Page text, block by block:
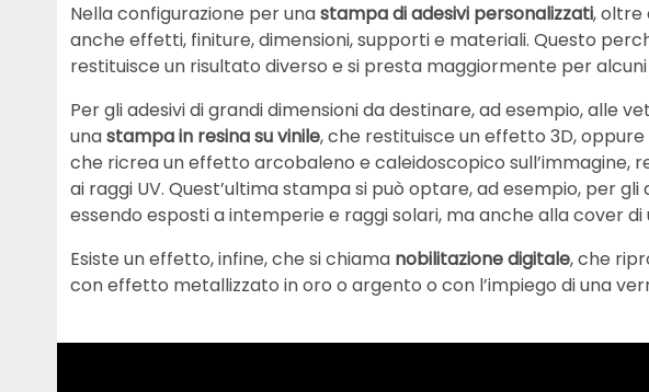
Nella configurazione per unastampa di adesivi personalizzati, oltre
anche effetti, finiture, dimensioni, supporti e materiali. Questo
restituisce un risultato diverso e si presta maggiormente per
Per gli adesivi di grandi dimensioni da destinare, ad esempio, alle
unastampa in resina su vinile, che restituisce un effetto 3D,
che ricrea un effetto arcobaleno e caleidoscopico sull’immagine,
ai raggi UV. Quest’ultima stampa si può optare, ad esempio, per
essendo esposti a intemperie e raggi solari, ma anche alla cover di
Esiste un effetto, infine, che si chiama nobilitazione digitale, che
con effetto metallizzato in oro o argento o con l’impiego di una